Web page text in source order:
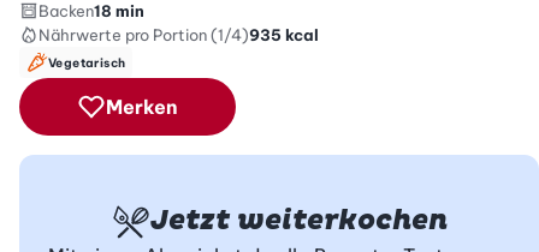
Backen18 min
Nährwerte pro Portion (1/4)935 kcal
Vegetarisch
Merken
Jetzt weiterkochen